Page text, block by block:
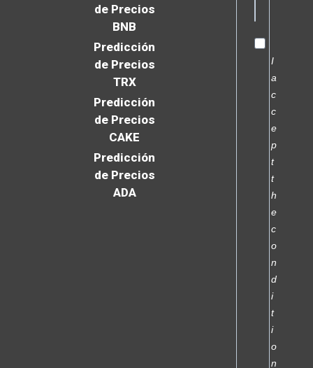
de Precios
BNB
Predicción
de Precios
TRX
Predicción
de Precios
CAKE
Predicción
de Precios
ADA
I
a
c
c
e
p
t
t
h
e
c
o
n
d
i
t
i
o
n